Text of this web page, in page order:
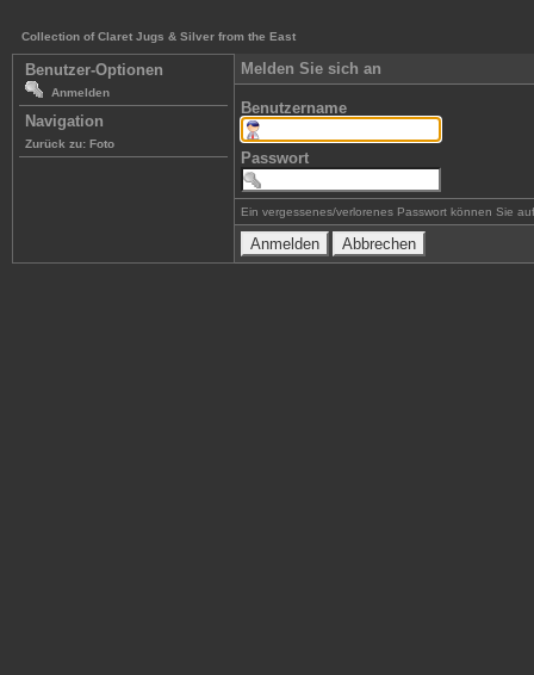
Collection of Claret Jugs & Silver from the East
Benutzer-Optionen
Anmelden
Navigation
Zurück zu: Foto
Melden Sie sich an
Benutzername
Passwort
Ein vergessenes/verlorenes Passwort können Sie